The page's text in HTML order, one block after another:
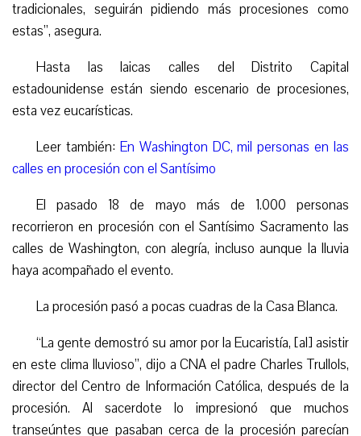
tradicionales, seguirán pidiendo más procesiones como
estas”, asegura.
Hasta las laicas calles del Distrito Capital
estadounidense están siendo escenario de procesiones,
esta vez eucarísticas.
Leer también: En Washington DC, mil personas en las
calles en procesión con el Santísimo
El pasado 18 de mayo más de 1.000 personas
recorrieron en procesión con el Santísimo Sacramento las
calles de Washington, con alegría, incluso aunque la lluvia
haya acompañado el evento.
La procesión pasó a pocas cuadras de la Casa Blanca.
“La gente demostró su amor por la Eucaristía, [al] asistir
en este clima lluvioso”, dijo a CNA el padre Charles Trullols,
director del Centro de Información Católica, después de la
procesión. Al sacerdote lo impresionó que muchos
transeúntes que pasaban cerca de la procesión parecían